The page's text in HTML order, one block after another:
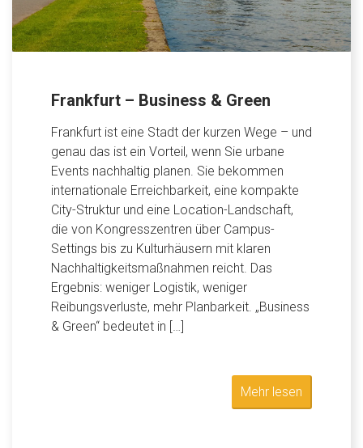
Frankfurt – Business & Green
Frankfurt ist eine Stadt der kurzen Wege – und
genau das ist ein Vorteil, wenn Sie urbane
Events nachhaltig planen. Sie bekommen
internationale Erreichbarkeit, eine kompakte
City-Struktur und eine Location-Landschaft,
die von Kongresszentren über Campus-
Settings bis zu Kulturhäusern mit klaren
Nachhaltigkeitsmaßnahmen reicht. Das
Ergebnis: weniger Logistik, weniger
Reibungsverluste, mehr Planbarkeit. „Business
& Green“ bedeutet in […]
Mehr lesen